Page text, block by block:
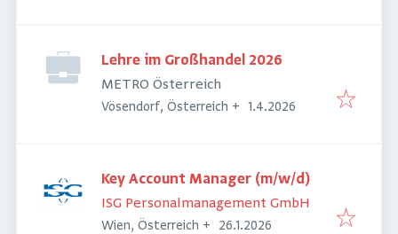
Lehre im Großhandel 2026
METRO Österreich
Vösendorf, Österreich + Veröffentlicht
1.4.2026
Key Account Manager (m/w/d)
ISG Personalmanagement GmbH
Wien, Österreich + Veröffentlicht
26.1.2026